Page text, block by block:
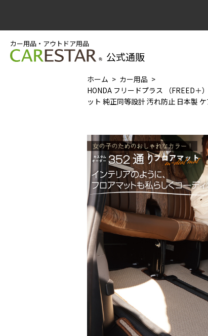
カー用品・アウトドア用品
公式通販
ホーム
カー用品
HONDA フリードプラス （FREED
ット 純正同等設計 汚れ防止 日本製